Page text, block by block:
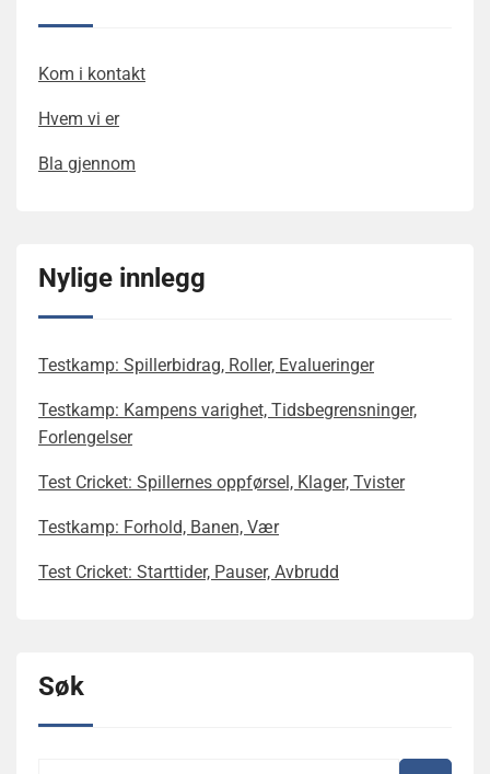
Kom i kontakt
Hvem vi er
Bla gjennom
Nylige innlegg
Testkamp: Spillerbidrag, Roller, Evalueringer
Testkamp: Kampens varighet, Tidsbegrensninger,
Forlengelser
Test Cricket: Spillernes oppførsel, Klager, Tvister
Testkamp: Forhold, Banen, Vær
Test Cricket: Starttider, Pauser, Avbrudd
Søk